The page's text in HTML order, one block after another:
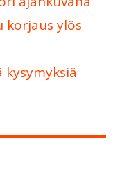
korjaus ylös
kysymyksiä